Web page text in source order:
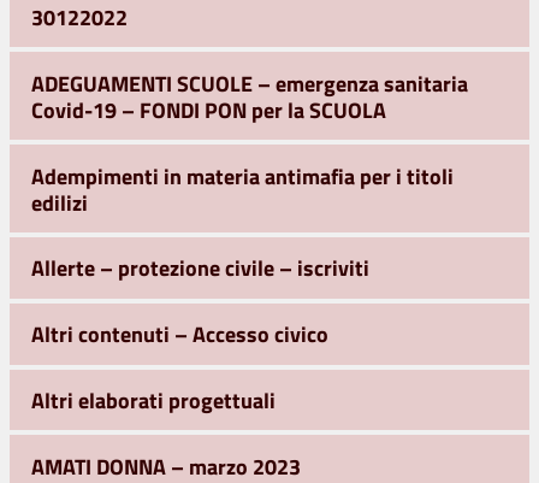
30122022
ADEGUAMENTI SCUOLE – emergenza sanitaria
Covid-19 – FONDI PON per la SCUOLA
Adempimenti in materia antimafia per i titoli
edilizi
Allerte – protezione civile – iscriviti
Altri contenuti – Accesso civico
Altri elaborati progettuali
AMATI DONNA – marzo 2023